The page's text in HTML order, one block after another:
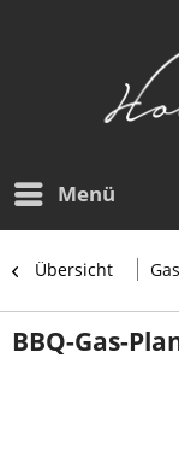
Menü
Übersicht
BBQ-Gas-